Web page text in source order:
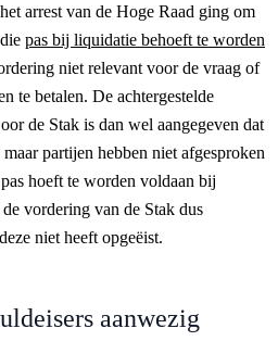
arrest van de Hoge Raad ging om
pas bij liquidatie behoeft te worden
niet relevant voor de vraag of
te betalen. De achtergestelde
de Stak is dan wel aangegeven dat
partijen hebben niet afgesproken
hoeft te worden voldaan bij
vordering van de Stak dus
niet heeft opgeëist.
aanwezig